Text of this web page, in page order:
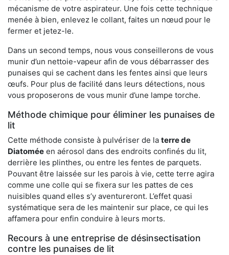
mécanisme de votre aspirateur. Une fois cette technique
menée à bien, enlevez le collant, faites un nœud pour le
fermer et jetez-le.
Dans un second temps, nous vous conseillerons de vous
munir d’un nettoie-vapeur afin de vous débarrasser des
punaises qui se cachent dans les fentes ainsi que leurs
œufs. Pour plus de facilité dans leurs détections, nous
vous proposerons de vous munir d’une lampe torche.
Méthode chimique pour éliminer les punaises de
lit
Cette méthode consiste à pulvériser de la terre de
Diatomée en aérosol dans des endroits confinés du lit,
derrière les plinthes, ou entre les fentes de parquets.
Pouvant être laissée sur les parois à vie, cette terre agira
comme une colle qui se fixera sur les pattes de ces
nuisibles quand elles s’y aventureront. L’effet quasi
systématique sera de les maintenir sur place, ce qui les
affamera pour enfin conduire à leurs morts.
Recours à une entreprise de désinsectisation
contre les punaises de lit